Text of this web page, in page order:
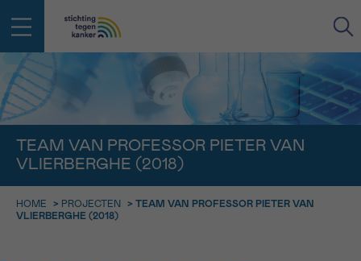
TEAM VAN PROFESSOR PIETER VAN
VLIERBERGHE (2018)
HOME > PROJECTEN > TEAM VAN PROFESSOR PIETER VAN
VLIERBERGHE (2018)
NAAM
IN DE STRIJD TEGEN KANKER STA
Professionele medewerkers beantwoorden je vragen
geen enkele diagnose
TERUG
Afspraak Vraag Gegevens Bevestiging